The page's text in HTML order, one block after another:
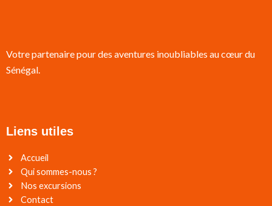
Votre partenaire pour des aventures inoubliables au cœur du
Sénégal.
Liens utiles
Accueil
Qui sommes-nous ?
Nos excursions
Contact